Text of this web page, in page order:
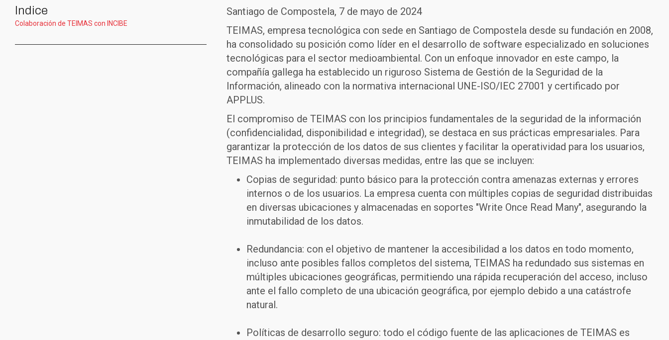
Indice
Colaboración de TEIMAS con INCIBE
Santiago de Compostela, 7 de mayo de 2024
TEIMAS, empresa tecnológica con sede en Santiago de Compostela desde su fundación en 2008,
ha consolidado su posición como líder en el desarrollo de software especializado en soluciones
tecnológicas para el sector medioambiental. Con un enfoque innovador en este campo, la
compañía gallega ha establecido un riguroso Sistema de Gestión de la Seguridad de la
Información, alineado con la normativa internacional UNE-ISO/IEC 27001 y certificado por
APPLUS.
El compromiso de TEIMAS con los principios fundamentales de la seguridad de la información
(confidencialidad, disponibilidad e integridad), se destaca en sus prácticas empresariales. Para
garantizar la protección de los datos de sus clientes y facilitar la operatividad para los usuarios,
TEIMAS ha implementado diversas medidas, entre las que se incluyen:
Copias de seguridad: punto básico para la protección contra amenazas externas y errores
internos o de los usuarios. La empresa cuenta con múltiples copias de seguridad distribuidas
en diversas ubicaciones y almacenadas en soportes "Write Once Read Many", asegurando la
inmutabilidad de los datos.
Redundancia: con el objetivo de mantener la accesibilidad a los datos en todo momento,
incluso ante posibles fallos completos del sistema, TEIMAS ha redundado sus sistemas en
múltiples ubicaciones geográficas, permitiendo una rápida recuperación del acceso, incluso
ante el fallo completo de una ubicación geográfica, por ejemplo debido a una catástrofe
natural.
Políticas de desarrollo seguro: todo el código fuente de las aplicaciones de TEIMAS es